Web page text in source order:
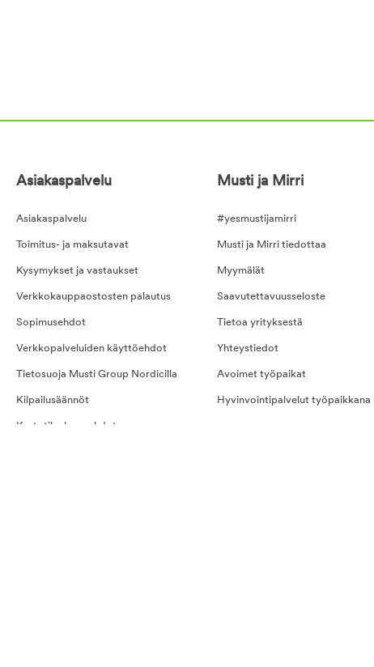
Asiakaspalvelu
Asiakaspalvelu
Toimitus- ja maksutavat
Kysymykset ja vastaukset
Verkkokauppaostosten palautus
Sopimusehdot
Verkkopalveluiden käyttöehdot
Tietosuoja Musti Group Nordicilla
Kilpailusäännöt
Kestotilauksen ehdot
Musti ja Mirri
#yesmustijamirri
Musti ja Mirri tiedottaa
Myymälät
Saavutettavuusseloste
Tietoa yrityksestä
Yhteystiedot
Avoimet työpaikat
Hyvinvointipalvelut työpaikkana